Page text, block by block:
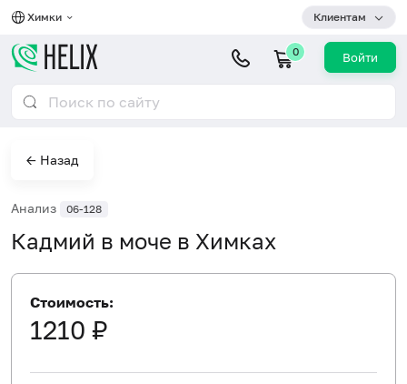
Химки Клиентам
0 Войти
← Назад
Анализ 06-128
Кадмий в моче в Химках
Стоимость:
1210 ₽